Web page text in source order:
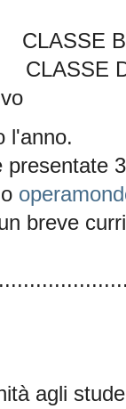
l'anno.
breve
agli